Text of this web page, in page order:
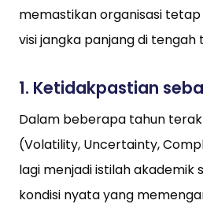
memastikan organisasi
visi jangka panjang di tengah
1. Ketidakpastian
Dalam beberapa tahun
(Volatility, Uncertainty,
lagi menjadi istilah akademik
kondisi nyata yang